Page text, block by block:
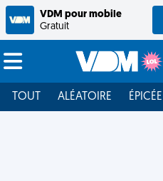
VDM pour mobile
Gratuit
TOUT ALÉATOIRE ÉPICÉE